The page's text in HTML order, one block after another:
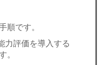
順です。
力評価を導入する
。